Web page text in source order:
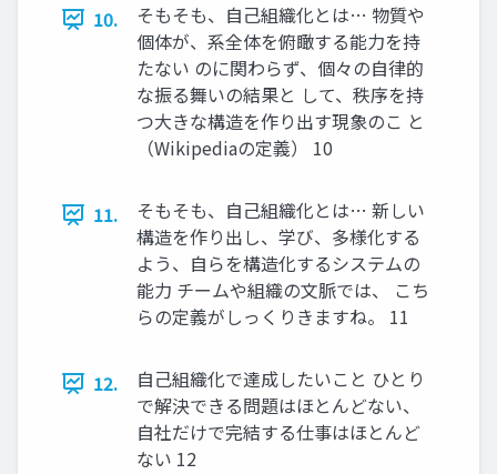
10.
そもそも、自己組織化とは… 物質や
個体が、系全体を俯瞰する能力を持
たない のに関わらず、個々の自律的
な振る舞いの結果と して、秩序を持
つ大きな構造を作り出す現象のこ と
（Wikipediaの定義） 10
11.
そもそも、自己組織化とは… 新しい
構造を作り出し、学び、多様化する
よう、自らを構造化するシステムの
能力 チームや組織の文脈では、 こち
らの定義がしっくりきますね。 11
12.
自己組織化で達成したいこと ひとり
で解決できる問題はほとんどない、
自社だけで完結する仕事はほとんど
ない 12